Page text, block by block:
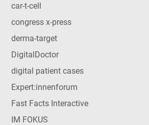
car-t-cell
congress x-press
derma-target
DigitalDoctor
digital patient cases
Expert:innenforum
Fast Facts Interactive
IM FOKUS